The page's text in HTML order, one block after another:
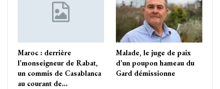
Maroc : derrière
l’monseigneur de Rabat,
un commis de Casablanca
au courant de…
Malade, le juge de paix
d’un poupon hameau du
Gard démissionne